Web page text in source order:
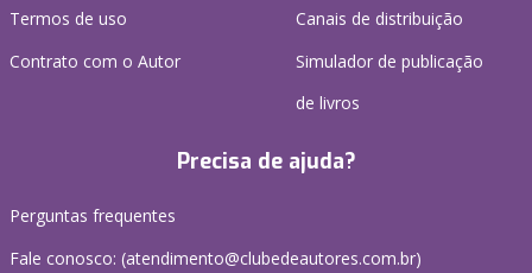
Termos de uso
Contrato com o Autor
Canais de distribuição
Simulador de publicação
de livros
Precisa de ajuda?
Perguntas frequentes
Fale conosco: (atendimento@clubedeautores.com.br)